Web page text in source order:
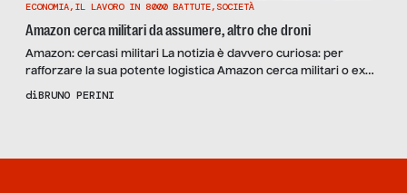
ECONOMIA, IL LAVORO IN 8000 BATTUTE, SOCIETÀ
Amazon cerca militari da assumere, altro che droni
Amazon: cercasi militari La notizia è davvero curiosa: per
rafforzare la sua potente logistica Amazon cerca militari o ex
militari. Ce lo racconta Riccardo Luna sul quotidiano la
diBRUNO PERINI